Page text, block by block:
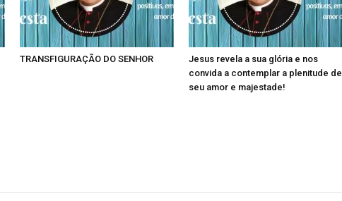
TRANSFIGURAÇÃO DO SENHOR
Jesus revela a sua glória e nos
convida a contemplar a plenitude de
seu amor e majestade!